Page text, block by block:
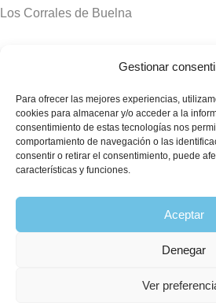
Gestionar
Para ofrecer las mejores experiencias,
cookies para almacenar y/o acceder a la
consentimiento de estas tecnologías nos
comportamiento de navegación o las
consentir o retirar el consentimiento, puede
características y funciones.
Aceptar
Denegar
Ver
Los Corrales de Buelna
Tanatorios y crematorios
Sierrallana
Real Valle de Cayón
Laredo
Puente Viesgo